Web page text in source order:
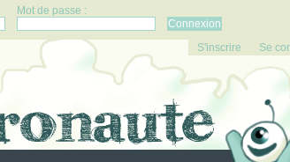
Mot de passe :
S'inscrire Se